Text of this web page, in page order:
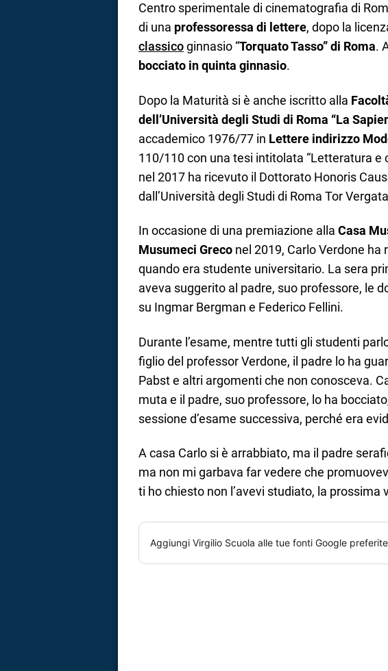
Centro sperimentale di cinematografia di
di una professoressa di lettere, dopo la
classicoginnasio “Torquato Tasso” di Roma.
bocciato in quinta ginnasio.
Dopo la Maturità si è anche iscritto alla
dell’Università degli Studi di Roma “La
accademico 1976/77 in Lettere indirizzo
110/110 con una tesi intitolata “Letteratura e
nel 2017 ha ricevuto il Dottorato Honoris
dall’Università degli Studi di Roma Tor
In occasione di una premiazione alla Casa
Musumeci Greco nel 2019, Carlo Verdone
quando era studente universitario. La sera
aveva suggerito al padre, suo professore, le
su Ingmar Bergman e Federico Fellini.
Durante l’esame, mentre tutti gli studenti
figlio del professor Verdone, il padre lo ha
Pabst e altri argomenti che non conosceva.
muta e il padre, suo professore, lo ha
sessione d’esame successiva, perché era
A casa Carlo si è arrabbiato, ma il padre
ma non mi garbava far vedere che
ti ho chiesto non l’avevi studiato, la prossima
Aggiungi Virgilio Scuola alle tue fonti Google preferite